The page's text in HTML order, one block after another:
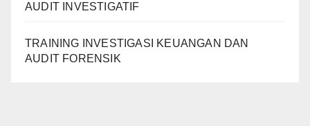
AUDIT INVESTIGATIF
TRAINING INVESTIGASI KEUANGAN DAN
AUDIT FORENSIK